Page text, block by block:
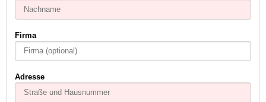
Firma
Adresse